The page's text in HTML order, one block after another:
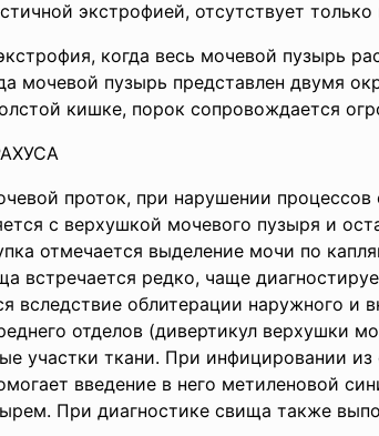
экстрофией, отсутствует
когда весь мочевой пузырь
мочевой пузырь представлен двумя
кишке, порок сопровождается
проток, при нарушении
с верхушкой мочевого пузыря и
отмечается выделение мочи по
встречается редко, чаще
вследствие облитерации наружного и
отделов (дивертикул верхушки
участки ткани. При инфицировании
введение в него метиленовой
При диагностике свища также